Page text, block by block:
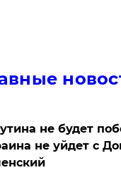
не будет
не уйдет с